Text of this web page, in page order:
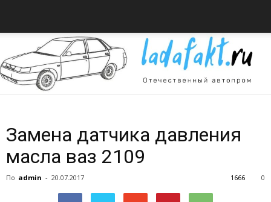
Замена датчика давления
масла ваз 2109
По admin - 20.07.2017 0
1666